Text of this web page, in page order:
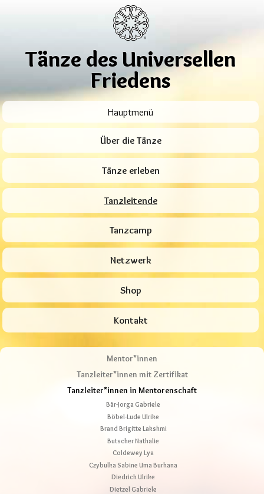
Tänze des Universellen
Friedens
Hauptmenü
Über die Tänze
Tänze erleben
Tanzleitende
Tanzcamp
Netzwerk
Shop
Kontakt
Mentor*innen
Tanzleiter*innen mit Zertifikat
Tanzleiter*innen in Mentorenschaft
Bär-Jorga Gabriele
Böbel-Lude Ulrike
Brand Brigitte Lakshmi
Butscher Nathalie
Coldewey Lya
Czybulka Sabine Uma Burhana
Diedrich Ulrike
Dietzel Gabriele